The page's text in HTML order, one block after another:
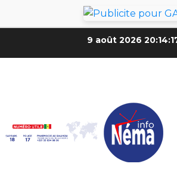
9 août 2026